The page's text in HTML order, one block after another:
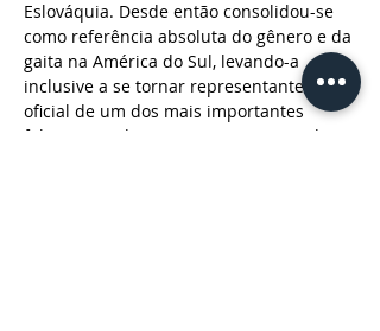
Eslováquia. Desde então consolidou-se
como referência absoluta do gênero e da
gaita na América do Sul, levando-a
inclusive a se tornar representante
oficial de um dos mais importantes
fabricantes do instrumento no mundo, a